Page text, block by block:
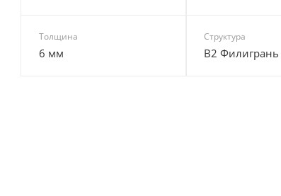
Толщина
6 мм
Структура
B2 Филигрань